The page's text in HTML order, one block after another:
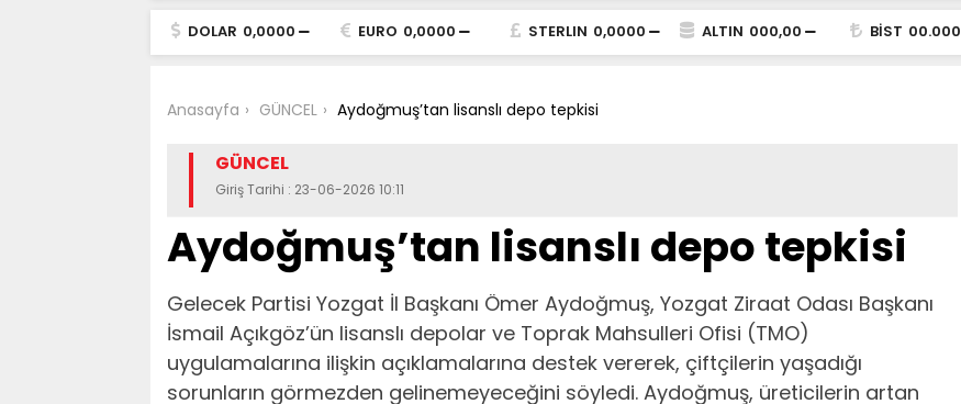
DOLAR 0,0000 EURO 0,0000 STERLIN 0,0000 ALTIN 000,00 BİST 00.000
Anasayfa GÜNCEL Aydoğmuş’tan lisanslı depo tepkisi
GÜNCEL
Giriş Tarihi : 23-06-2026 10:11
Aydoğmuş’tan lisanslı depo tepkisi
Gelecek Partisi Yozgat İl Başkanı Ömer Aydoğmuş, Yozgat Ziraat Odası Başkanı
İsmail Açıkgöz’ün lisanslı depolar ve Toprak Mahsulleri Ofisi (TMO)
uygulamalarına ilişkin açıklamalarına destek vererek, çiftçilerin yaşadığı
sorunların görmezden gelinemeyeceğini söyledi. Aydoğmuş, üreticilerin artan